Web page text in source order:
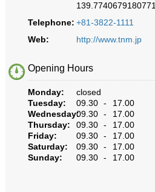
139.7740679180771
Telephone: +81-3822-1111
Web:
http://www.tnm.jp
Opening Hours
Monday:
closed
Tuesday:
09.30 - 17.00
Wednesday:09.30 - 17.00
Thursday:
09.30 - 17.00
Friday:
09.30 - 17.00
Saturday:
09.30 - 17.00
Sunday:
09.30 - 17.00